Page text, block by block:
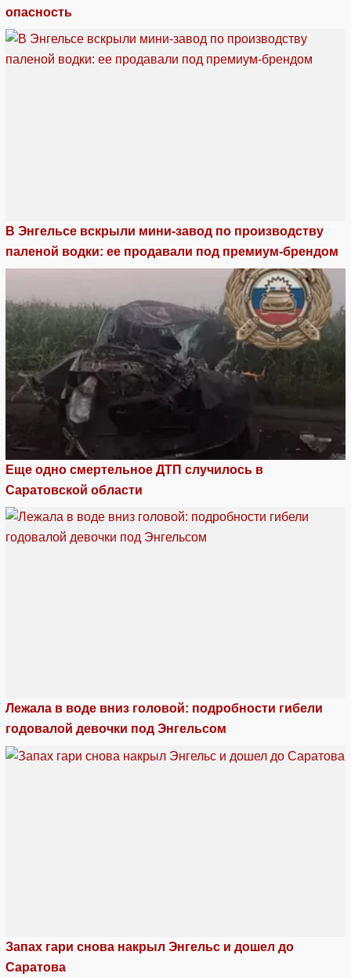
опасность
В Энгельсе вскрыли мини-завод по производству
паленой водки: ее продавали под премиум-брендом
Еще одно смертельное ДТП случилось в
Саратовской области
Лежала в воде вниз головой: подробности гибели
годовалой девочки под Энгельсом
Запах гари снова накрыл Энгельс и дошел до
Саратова